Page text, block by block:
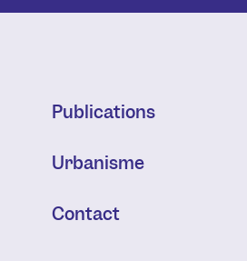
Publications
Urbanisme
Contact